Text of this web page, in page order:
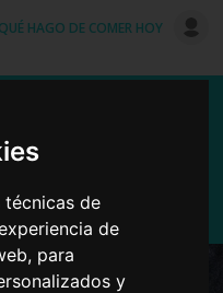
de
de
para
y
QUÉ HAGO DE COMER HOY Entrar